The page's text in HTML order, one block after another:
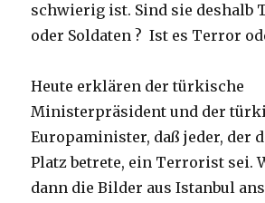
schwierig ist. Sind sie deshalb
oder Soldaten ? Ist es Terror
Heute erklären der türkische
Ministerpräsident und der
Europaminister, daß jeder, der
Platz betrete, ein Terrorist sei.
dann die Bilder aus Istanbul